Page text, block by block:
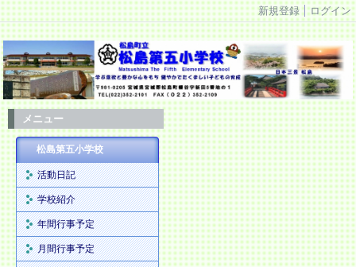
新規登録 ログイン
メニュー
松島第五小学校
活動日記
学校紹介
年間行事予定
月間行事予定